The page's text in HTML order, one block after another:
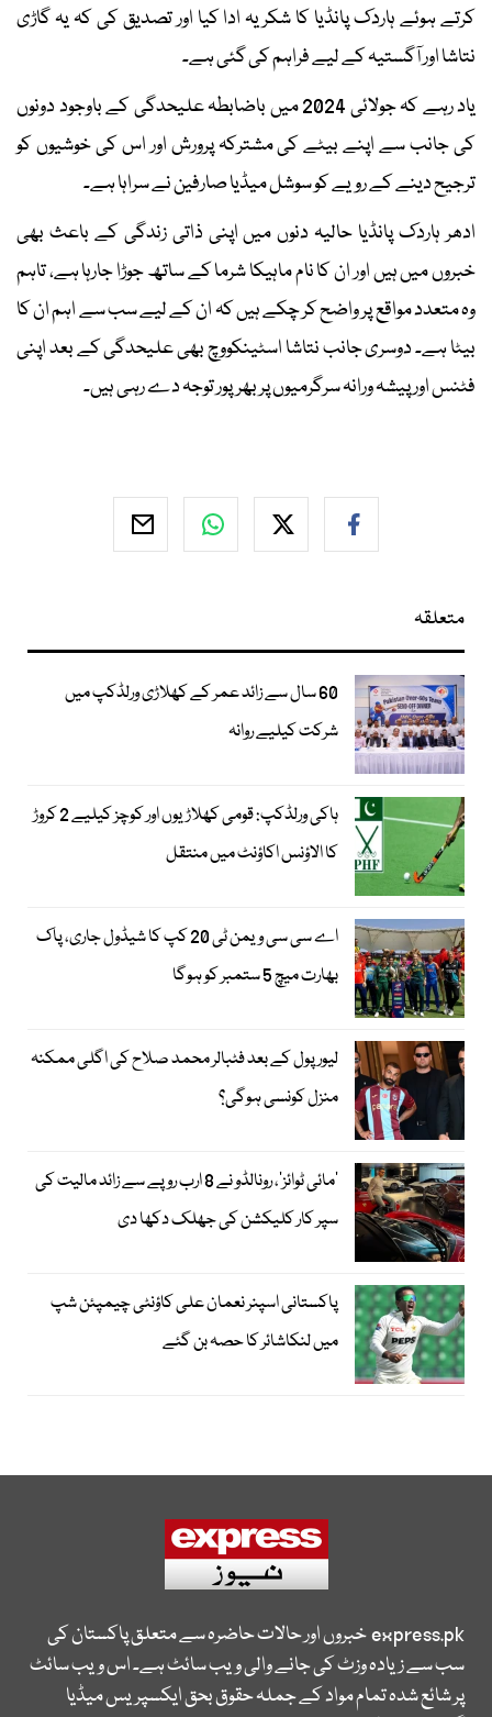
کرتے ہوئے ہاردک پانڈیا کا شکریہ ادا کیا اور تصدیق کی کہ یہ گاڑی
نتاشا اور آگستیہ کے لیے فراہم کی گئی ہے۔
یاد رہے کہ جولائی 2024 میں باضابطہ علیحدگی کے باوجود دونوں
کی جانب سے اپنے بیٹے کی مشترکہ پرورش اور اس کی خوشیوں کو
ترجیح دینے کے رویے کو سوشل میڈیا صارفین نے سراہا ہے۔
ادھر ہاردک پانڈیا حالیہ دنوں میں اپنی ذاتی زندگی کے باعث بھی
خبروں میں ہیں اور ان کا نام ماہیکا شرما کے ساتھ جوڑا جارہا ہے، تاہم
وہ متعدد مواقع پر واضح کر چکے ہیں کہ ان کے لیے سب سے اہم ان کا
بیٹا ہے۔ دوسری جانب نتاشا اسٹینکووچ بھی علیحدگی کے بعد اپنی
فٹنس اور پیشہ ورانہ سرگرمیوں پر بھرپور توجہ دے رہی ہیں۔
متعلقہ
60 سال سے زائد عمر کے کھلاڑی ورلڈکپ میں
شرکت کیلیے روانہ
ہاکی ورلڈکپ: قومی کھلاڑیوں اور کوچز کیلیے 2 کروڑ
کا الاؤنس اکاؤنٹ میں منتقل
اے سی سی ویمن ٹی 20 کپ کا شیڈول جاری، پاک
بھارت میچ 5 ستمبر کو ہوگا
لیور پول کے بعد فٹبالر محمد صلاح کی اگلی ممکنہ
منزل کونسی ہوگی؟
’مائی ٹوائز‘، رونالڈو نے 8 ارب روپے سے زائد مالیت کی
سپر کار کلیکشن کی جھلک دکھا دی
پاکستانی اسپنر نعمان علی کاؤنٹی چیمپئن شپ
میں لنکاشائر کا حصہ بن گئے
express.pkخبروں اور حالات حاضرہ سے متعلق پاکستان کی
سب سے زیادہ وزٹ کی جانے والی ویب سائٹ ہے۔ اس ویب سائٹ
پر شائع شدہ تمام مواد کے جملہ حقوق بحق ایکسپریس میڈیا